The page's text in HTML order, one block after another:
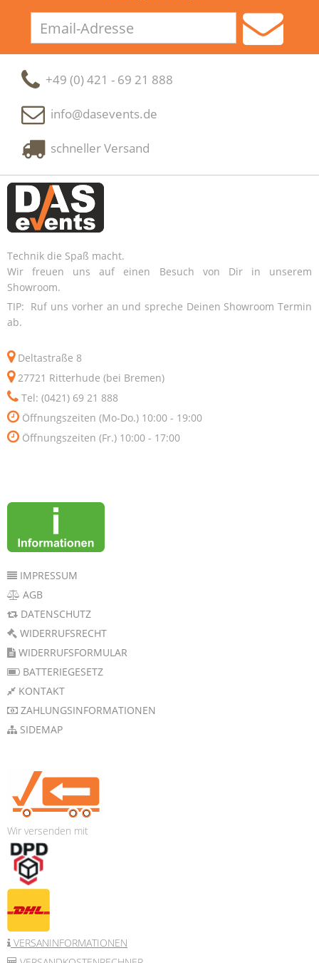
Adresse
+49 (0) 421 - 69 21 888
info@dasevents.de
schneller Versand
Technik die Spaß macht.
Wir freuen uns auf einen Besuch von Dir in unserem
Showroom.
TIP: Ruf uns vorher an und spreche Deinen Showroom Termin
ab.
Deltastraße 8
27721 Ritterhude (bei Bremen)
Tel: (0421) 69 21 888
Öffnungszeiten (Mo-Do.) 10:00 - 19:00
Öffnungszeiten (Fr.) 10:00 - 17:00
IMPRESSUM
AGB
DATENSCHUTZ
WIDERRUFSRECHT
WIDERRUFSFORMULAR
BATTERIEGESETZ
KONTAKT
ZAHLUNGSINFORMATIONEN
SIDEMAP
Wir versenden mit
VERSANINFORMATIONEN